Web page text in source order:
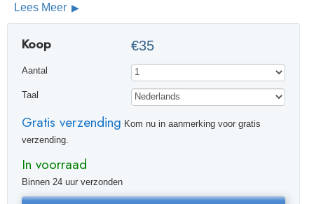
Lees Meer
Koop €35
Aantal
Taal
Gratis verzending Kom nu in aanmerking voor gratis
verzending.
In voorraad
Binnen 24 uur verzonden